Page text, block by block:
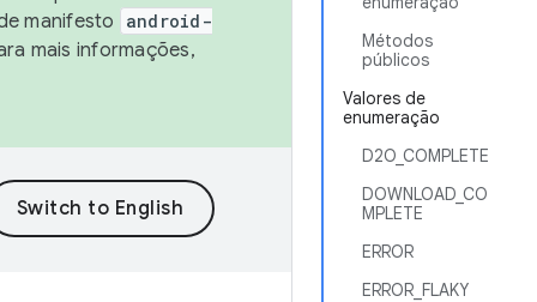
Métodos
públicos
Valores de
enumeração
D2O_COMPLETE
DOWNLOAD_CO
MPLETE
ERROR
ERROR_FLAKY
manifesto
android-
mais informações,